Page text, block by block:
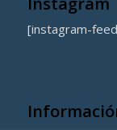
[instagram-